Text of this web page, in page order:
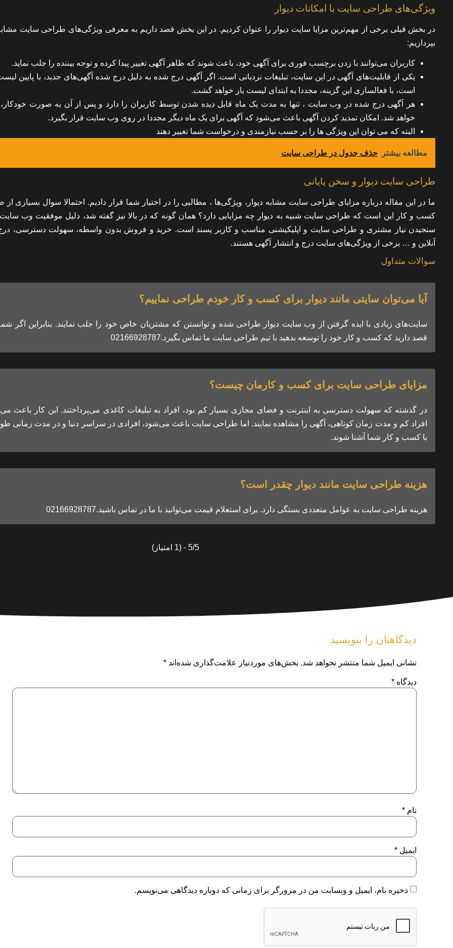
ویژگی‌های طراحی سایت با امکانات دیوار
در بخش قبلی برخی از مهم‌ترین مزایا سایت دیوار را عنوان کردیم. در این بخش قصد داریم به معرفی ویژگی‌های طراحی سایت مشابه
بپردازیم:
کاربران می‌توانند با زدن برچسب فوری برای آگهی خود، باعث شوند که ظاهر آگهی تغییر پیدا کرده و توجه بیننده را جلب نماید.
یکی از قابلیت‌های آگهی در این سایت، تبلیغات نردبانی است. اگر آگهی درج شده به دلیل درج شده آگهی‌های جدید، با پایین
است، با فعالسازی این گزینه، مجددا به ابتدای لیست باز خواهد گشت.
هر آگهی درج شده در وب سایت ، تنها به مدت یک ماه قابل دیده شدن توسط کاربران را دارد و پس از آن به صورت خودکار،
خواهد شد. امکان تمدید کردن آگهی باعث می‌شود که آگهی برای یک ماه دیگر مجددا در روی وب سایت قرار بگیرد.
البته که می توان این ویژگی ها را بر حسب نیازمندی و درخواست شما تغییر دهند
مطالعه بیشتر حذف جدول در طراحی سایت
طراحی سایت دیوار و سخن پایانی
ما در این مقاله درباره مزایای طراحی سایت مشابه دیوار، ویژگی‌ها ، مطالبی را در اختیار شما قرار دادیم. احتمالا سوال بسیاری از
کسب و کار این است که طراحی سایت شبیه به دیوار چه مزایایی دارد؟ همان گونه که در بالا نیز گفته شد، دلیل موفقیت وب سایت
سنجیدن نیاز مشتری و طراحی سایت و اپلیکیشنی مناسب و کاربر پسند است. خرید و فروش بدون واسطه، سهولت دسترسی،
آنلاین و … برخی از ویژگی‌های سایت درج و انتشار آگهی هستند.
سوالات متداول
آیا می‌توان سایتی مانند دیوار برای کسب و کار خودم طراحی نماییم؟
سایت‌های زیادی با ایده گرفتن از وب سایت دیوار طراحی شده و توانستن که مشتریان خاص خود را جلب نمایند. بنابراین اگر شما
قصد دارید که کسب و کار خود را توسعه بدهید با تیم طراحی سایت ما تماس بگیرد.02166928787
مزایای طراحی سایت برای کسب و کارمان چیست؟
در گذشته که سهولت دسترسی به اینترنت و فضای مجازی بسیار کم بود، افراد به تبلیغات کاغذی می‌پرداختند. این کار باعث
افراد کم و مدت زمان کوتاهی، آگهی را مشاهده نمایند. اما طراحی سایت باعث می‌شود، افرادی در سراسر دنیا و در مدت زمانی
با کسب و کار شما آشنا شوند.
هزینه طراحی سایت مانند دیوار چقدر است؟
هزینه طراحی سایت به عوامل متعددی بستگی دارد. برای استعلام قیمت می‌توانید با ما در تماس باشید.02166928787
5/5 - (1 امتیاز)
دیدگاهتان را بنویسید
نشانی ایمیل شما منتشر نخواهد شد. بخش‌های موردنیاز علامت‌گذاری شده‌اند *
دیدگاه *
نام *
ایمیل *
ذخیره نام، ایمیل و وبسایت من در مرورگر برای زمانی که دوباره دیدگاهی می‌نویسم.